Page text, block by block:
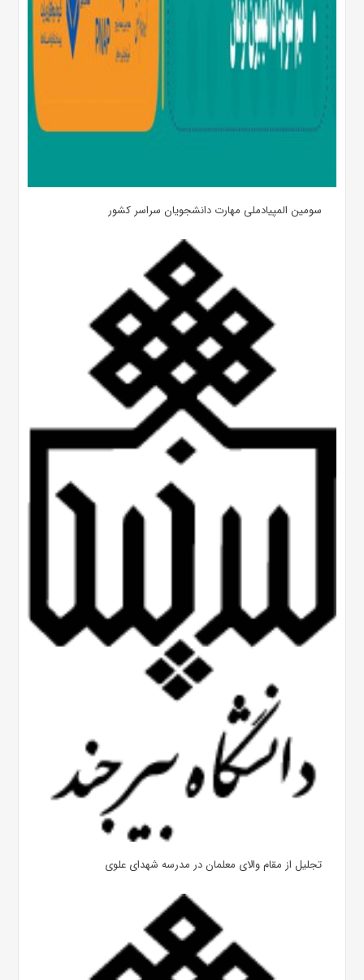
سومین المپیادملی مهارت دانشجویان سراسر کشور
تجلیل از مقام والای معلمان در مدرسه شهدای علوی